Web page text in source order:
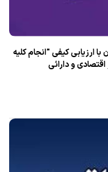
ارزیابی کیفی "انجام کلیه
و دارائی